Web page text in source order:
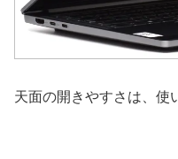
天面の開きやすさは、使